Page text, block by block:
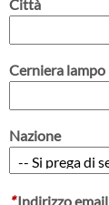
Città
Cerniera lampo
Nazione
*Indirizzo email